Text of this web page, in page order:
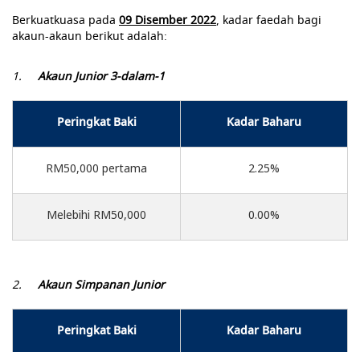
Berkuatkuasa pada 09 Disember 2022, kadar faedah bagi
akaun-akaun berikut adalah:
1. Akaun Junior 3-dalam-1
Peringkat Baki Kadar Baharu
RM50,000 pertama 2.25%
Melebihi RM50,000 0.00%
2. Akaun Simpanan Junior
Peringkat Baki Kadar Baharu